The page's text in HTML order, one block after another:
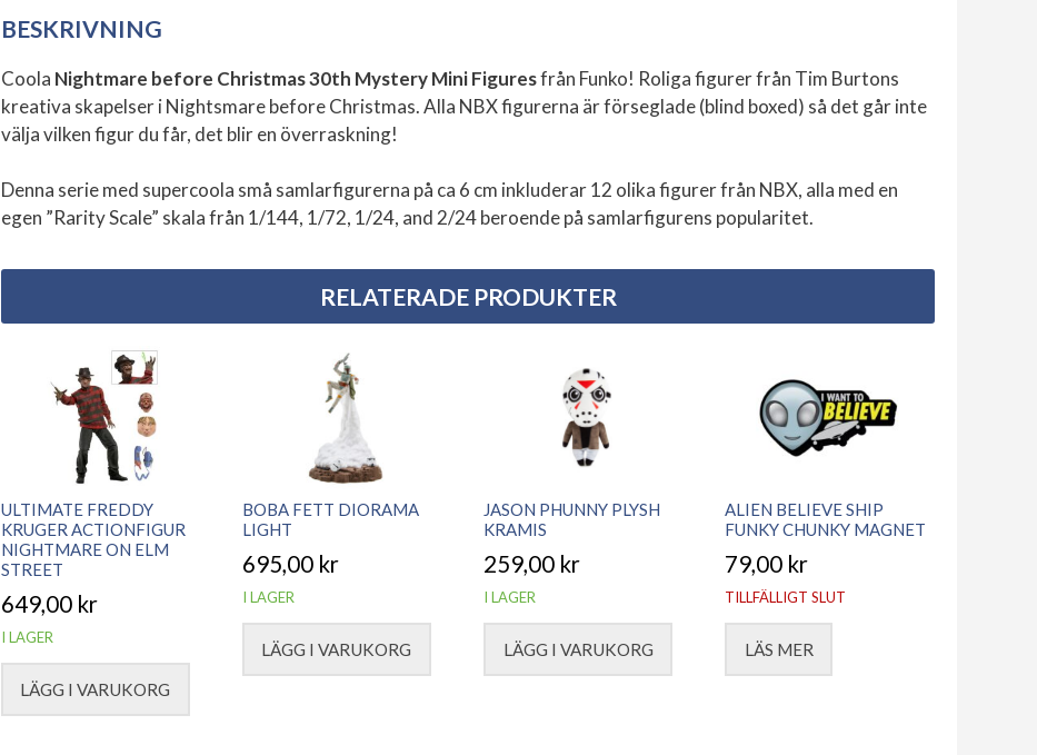
BESKRIVNING
Coola Nightmare before Christmas 30th Mystery Mini Figuresfrån Funko! Roliga figurer från Tim Burtons
kreativa skapelser i Nightsmare before Christmas. Alla NBX figurerna är förseglade (blind boxed) så det går inte
välja vilken figur du får, det blir en överraskning!
Denna serie med supercoola små samlarfigurerna på ca 6 cm inkluderar 12 olika figurer från NBX, alla med en
egen ”Rarity Scale” skala från 1/144, 1/72, 1/24, and 2/24 beroende på samlarfigurens popularitet.
RELATERADE PRODUKTER
ULTIMATE FREDDY
KRUGER ACTIONFIGUR
NIGHTMARE ON ELM
STREET
649,00 kr
I LAGER
LÄGG I VARUKORG
BOBA FETT DIORAMA
LIGHT
695,00 kr
I LAGER
LÄGG I VARUKORG
JASON PHUNNY PLYSH
KRAMIS
259,00 kr
I LAGER
LÄGG I VARUKORG
ALIEN BELIEVE SHIP
FUNKY CHUNKY MAGNET
79,00 kr
TILLFÄLLIGT SLUT
LÄS MER